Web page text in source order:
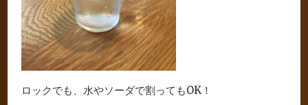
ロックでも、水やソーダで割ってもOK！